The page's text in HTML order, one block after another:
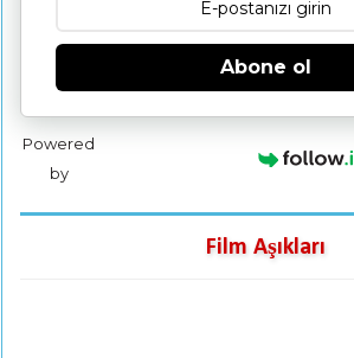
Abone ol
Powered
by
Film Aşıkları